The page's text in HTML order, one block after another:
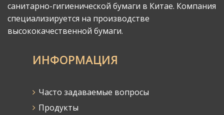
санитарно-гигиенической бумаги в Китае. Компания
специализируется на производстве
высококачественной бумаги.
ИНФОРМАЦИЯ
Часто задаваемые вопросы
Продукты